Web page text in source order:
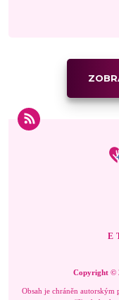
Copyright ©
Obsah je chráněn